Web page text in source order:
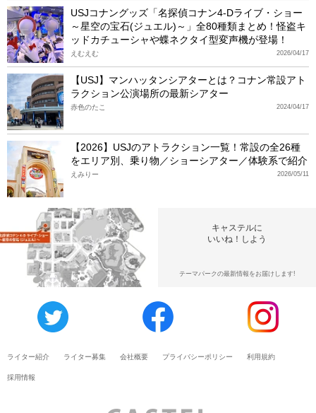
USJコナングッズ「名探偵コナン4-Dライブ・ショー
～星空の宝石(ジュエル)～」全80種類まとめ！怪盗キ
ッドカチューシャや蝶ネクタイ型変声機が登場！
2026/04/17
えむえむ
【USJ】マンハッタンシアターとは？コナン常設アト
ラクション公演場所の最新シアター
2024/04/17
赤色のたこ
【2026】USJのアトラクション一覧！常設の全26種
をエリア別、乗り物／ショーシアター／体験系で紹介
2026/05/11
えみりー
キャステルに
いいね！しよう
テーマパークの最新情報をお届けします!
ライター紹介 ライター募集 会社概要 プライバシーポリシー 利用規約
採用情報